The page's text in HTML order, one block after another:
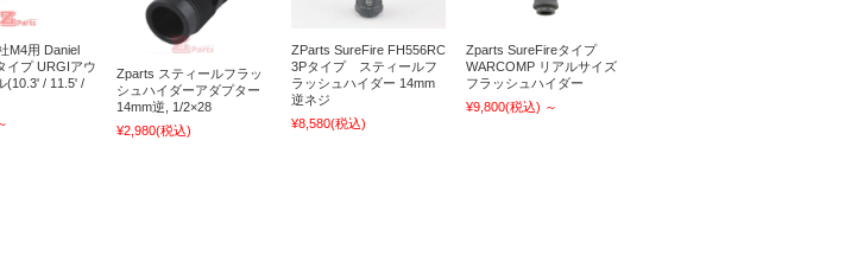
M4用 Daniel
イプ URGIアウ
(10.3' / 11.5' /
Zparts スティールフラッ
シュハイダーアダプター
14mm逆, 1/2×28
¥2,980(税込)
ZParts SureFire FH556RC
3Pタイプ スティールフ
ラッシュハイダー 14mm
逆ネジ
¥8,580(税込)
Zparts SureFireタイプ
WARCOMP リアルサイズ
フラッシュハイダー
¥9,800(税込) ～